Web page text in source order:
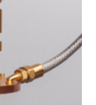
gelang
Durchbruch:
wurde
dass sich